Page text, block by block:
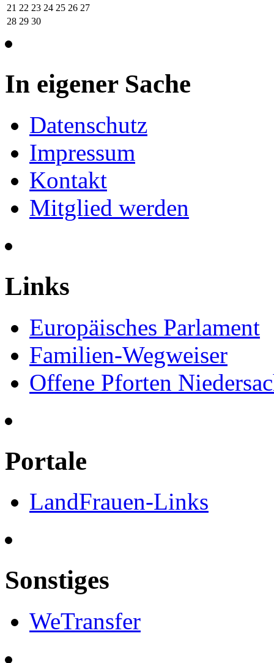
21 22 23 24 25 26 27
28 29 30
In eigener Sache
Datenschutz
Impressum
Kontakt
Mitglied werden
Links
Europäisches Parlament
Familien-Wegweiser
Offene Pforten
Portale
LandFrauen-Links
Sonstiges
WeTransfer